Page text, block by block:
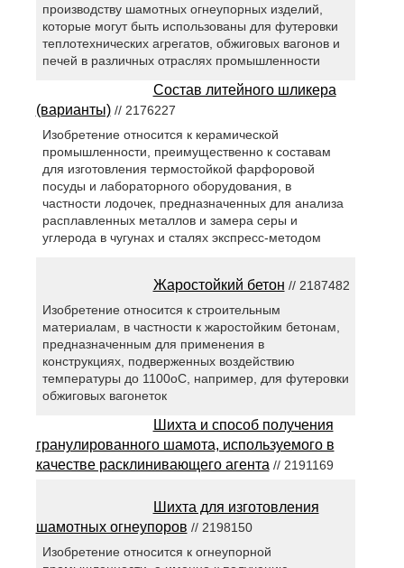
производству шамотных огнеупорных изделий,
которые могут быть использованы для футеровки
теплотехнических агрегатов, обжиговых вагонов и
печей в различных отраслях промышленности
Состав литейного шликера
(варианты)// 2176227
Изобретение относится к керамической
промышленности, преимущественно к составам
для изготовления термостойкой фарфоровой
посуды и лабораторного оборудования, в
частности лодочек, предназначенных для анализа
расплавленных металлов и замера серы и
углерода в чугунах и сталях экспресс-методом
Жаростойкий бетон // 2187482
Изобретение относится к строительным
материалам, в частности к жаростойким бетонам,
предназначенным для применения в
конструкциях, подверженных воздействию
температуры до 1100oС, например, для футеровки
обжиговых вагонеток
Шихта и способ получения
гранулированного шамота, используемого в
качестве расклинивающего агента// 2191169
Шихта для изготовления
шамотных огнеупоров // 2198150
Изобретение относится к огнеупорной